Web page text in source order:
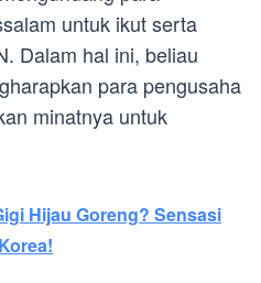
untuk ikut serta
Dalam hal ini, beliau
para pengusaha
minatnya untuk
Hijau Goreng? Sensasi